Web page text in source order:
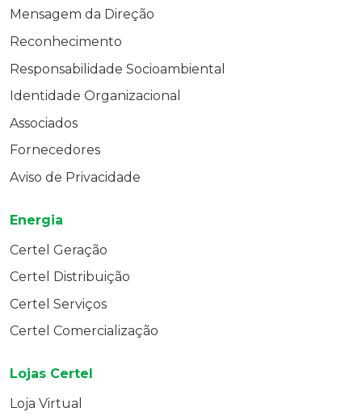
Mensagem da Direção
Reconhecimento
Responsabilidade Socioambiental
Identidade Organizacional
Associados
Fornecedores
Aviso de Privacidade
Energia
Certel Geração
Certel Distribuição
Certel Serviços
Certel Comercialização
Lojas Certel
Loja Virtual